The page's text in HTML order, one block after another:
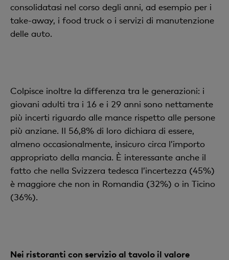
consolidatasi nel corso degli anni, ad esempio per i
take-away, i food truck o i servizi di manutenzione
delle auto.
Colpisce inoltre la differenza tra le generazioni: i
giovani adulti tra i 16 e i 29 anni sono nettamente
più incerti riguardo alle mance rispetto alle persone
più anziane. Il 56,8% di loro dichiara di essere,
almeno occasionalmente, insicuro circa l’importo
appropriato della mancia. È interessante anche il
fatto che nella Svizzera tedesca l’incertezza (45%)
è maggiore che non in Romandia (32%) o in Ticino
(36%).
Nei ristoranti con servizio al tavolo il valore